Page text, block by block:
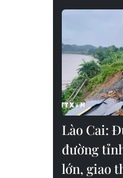
Lào Cai:
đường
lớn, giao